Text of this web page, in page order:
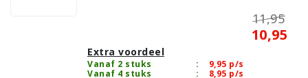
11,95
10,95
Extra voordeel
Vanaf 2 stuks : 9,95 p/s
Vanaf 4 stuks
: 8,95 p/s